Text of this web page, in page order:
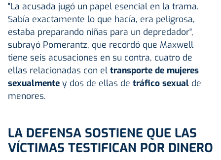
"La acusada jugó un papel esencial en la trama.
Sabía exactamente lo que hacía, era peligrosa,
estaba preparando niñas para un depredador",
subrayó Pomerantz, que recordó que Maxwell
tiene seis acusaciones en su contra, cuatro de
ellas relacionadas con el transporte de mujeres
sexualmente y dos de ellas de tráfico sexual de
menores.
LA DEFENSA SOSTIENE QUE LAS
VÍCTIMAS TESTIFICAN POR DINERO